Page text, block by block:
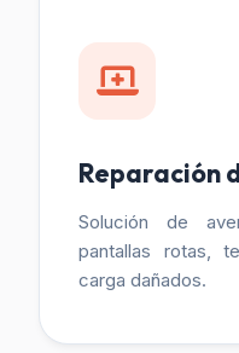
Reparación
Solución de
pantallas rotas,
carga dañados.